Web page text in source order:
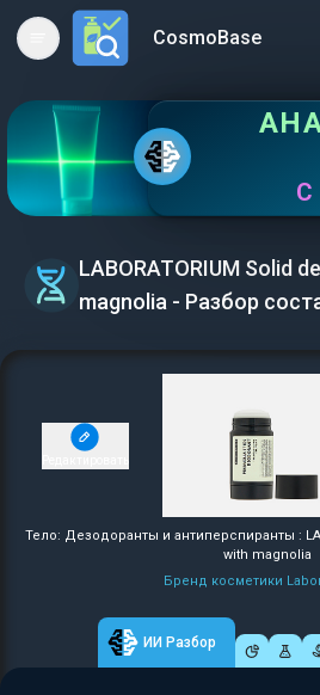
Open main menuCosmoBase
LABORATORIUM Solid
magnolia - Разбор
Тело: Дезодоранты и антиперспиранты :
with magnolia
Бренд косметики
ИИ Разбор